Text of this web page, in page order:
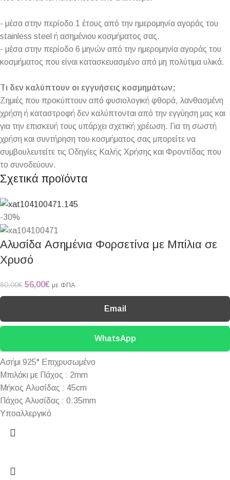
- μέσα στην περίοδο 1 έτους από την ημερομηνία αγοράς του
stainless steel ή ασημένιου κοσμήματος σας.
- μέσα στην περίοδο 6 μηνών από την ημερομηνία αγοράς του
κοσμήματος που είναι κατασκευασμένο από μη πολύτιμα υλικά.
Τι δεν καλύπτουν οι εγγυήσεις κοσμημάτων;
Ζημιές που προκύπτουν από φυσιολογική φθορά, λανθασμένη
χρήση ή καταστροφή δεν καλύπτονται από την εγγύηση μας και
για την επισκευή τους υπάρχει σχετική χρέωση. Για τη σωστή
χρήση και συντήρηση του κοσμήματος σας μπορείτε να
συμβουλευτείτε τις Οδηγίες Καλής Χρήσης και Φροντίδας που
το συνοδεύουν.
Σχετικά προϊόντα
-30%
Αλυσίδα Ασημένια Φορσετίνα με Μπίλια σε
Χρυσό
80,00€ 56,00€ με ΦΠΑ
Email
WhatsApp
Ασήμι 925° Επιχρυσωμένο
Μπιλάκι με Πάχος : 2mm
Μήκος Αλυσίδας : 45cm
Πάχος Αλυσίδας : 0.35mm
Υποαλλεργικό